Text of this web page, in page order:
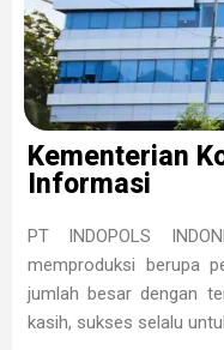
Kementerian
Informasi
PT INDOPOLS
memproduksi berupa
jumlah besar dengan
kasih, sukses selalu